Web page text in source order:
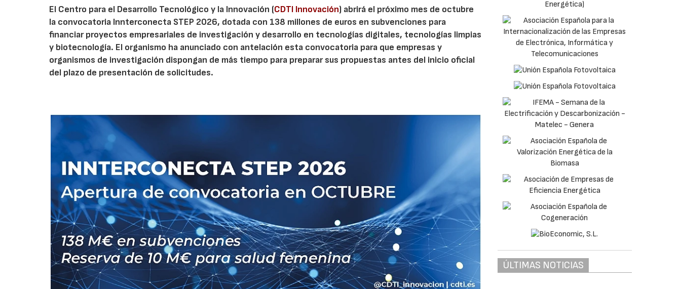
El Centro para el Desarrollo Tecnológico y la Innovación (CDTI Innovación) abrirá el próximo mes de octubre
la convocatoria Innterconecta STEP 2026, dotada con 138 millones de euros en subvenciones para
financiar proyectos empresariales de investigación y desarrollo en tecnologías digitales, tecnologías limpias
y biotecnología. El organismo ha anunciado con antelación esta convocatoria para que empresas y
organismos de investigación dispongan de más tiempo para preparar sus propuestas antes del inicio oficial
del plazo de presentación de solicitudes.
ÚLTIMAS NOTICIAS